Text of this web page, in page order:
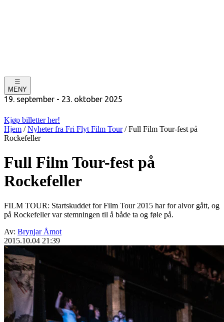
☰
MENY
19. september - 23. oktober 2025
Kjøp billetter her!
Hjem /Nyheter fra Fri Flyt Film Tour/Full Film Tour-fest på
Rockefeller
Full Film Tour-fest på
Rockefeller
FILM TOUR: Startskuddet for Film Tour 2015 har for alvor gått, og
på Rockefeller var stemningen til å både ta og føle på.
Av: Brynjar Åmot
2015.10.04 21:39